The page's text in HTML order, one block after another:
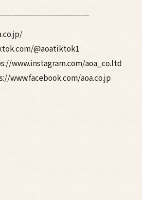
￣￣￣￣￣￣￣￣￣￣￣
@aoatiktok1
www.instagram.com/aoa_co.ltd
www.facebook.com/aoa.co.jp